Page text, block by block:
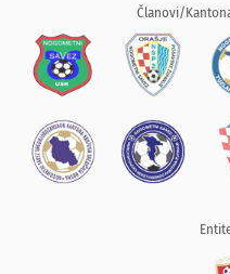
Članovi/